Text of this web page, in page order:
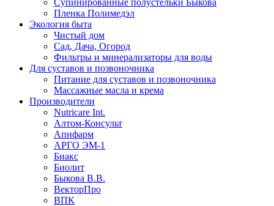
Пленка Полимедэл
Экология быта
Чистый дом
Сад, Дача, Огород
Фильтры и минерализаторы для воды
Для суставов и позвоночника
Питание для суставов и позвоночника
Массажные масла и крема
Производители
Nutricare Int.
Алтом-Консульт
Апифарм
АРГО ЭМ-1
Биакс
Биолит
Быкова В.В.
ВекторПро
ВПК